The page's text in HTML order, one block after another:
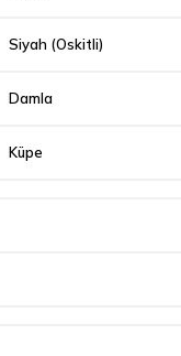
Siyah (Oskitli)
Damla
Küpe